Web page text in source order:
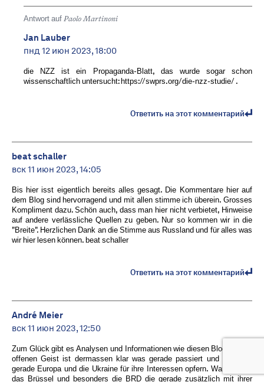
Antwort auf Paolo Martinoni
Jan Lauber
пнд 12 июн 2023, 18:00
die NZZ ist ein Propaganda-Blatt, das wurde sogar schon
wissenschaftlich untersucht: https://swprs.org/die-nzz-studie/ .
Ответить на этот комментарий
beat schaller
вск 11 июн 2023, 14:05
Bis hier isst eigentlich bereits alles gesagt. Die Kommentare hier auf
dem Blog sind hervorragend und mit allen stimme ich überein. Grosses
Kompliment dazu. Schön auch, dass man hier nicht verbietet, Hinweise
auf andere verlässliche Quellen zu geben. Nur so kommen wir in die
"Breite". Herzlichen Dank an die Stimme aus Russland und für alles was
wir hier lesen können. beat schaller
Ответить на этот комментарий
André Meier
вск 11 июн 2023, 12:50
Zum Glück gibt es Analysen und Informationen wie diesen Blog. Einem
offenen Geist ist dermassen klar was gerade passiert und die USA
gerade Europa und die Ukraine für ihre Interessen opfern. Wann merkt
das Brüssel und besonders die BRD die gerade zusätzlich mit ihrer